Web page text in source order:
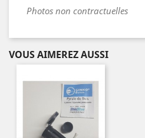
Photos non contractuelles
VOUS AIMEREZ AUSSI